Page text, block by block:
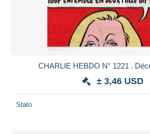
CHARLIE HEBDO N° 1221 .
± 3,46 USD
Stato